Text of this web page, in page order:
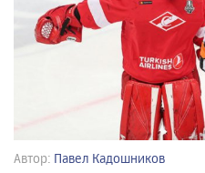
Автор: Павел Кадошников